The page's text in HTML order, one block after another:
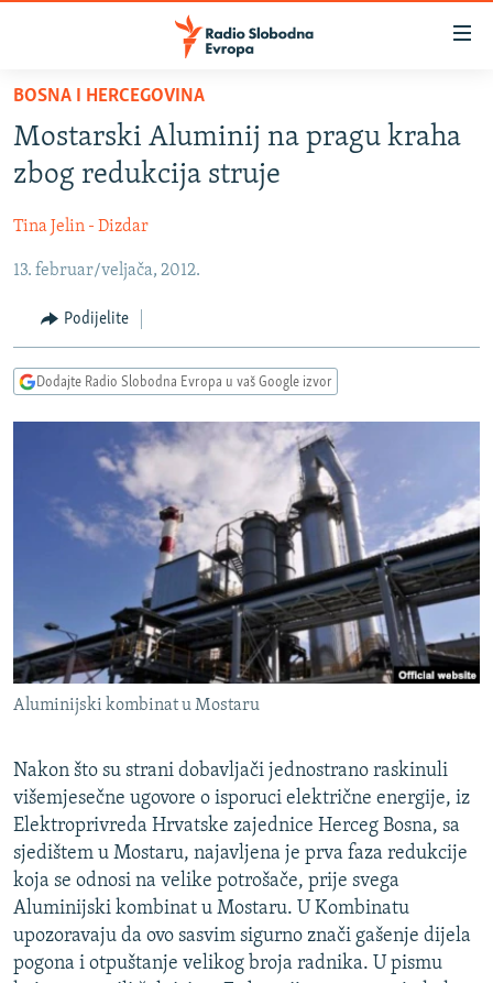
Pređite
glavni
sadržaj
na
navigaciju
Pređite
pretragu
BOSNA I HERCEGOVINA
SRBIJA
KOSOVO
CRNA GORA
VIZUELNO
FOTOGALERIJE
PODCASTI
RAT U UKRAJINI
KINA NA BALKANU
RSE PRIČE IZ SVIJETA
ISPRIČAJ MI
DNEVNO@RSE
VIŠE OD NASLOVA
GENOCID U SREBRENICI
POPLAVE I KLIZIŠTA U BIH 2024.
POST SCRIPTUM
MOJA EVROPA
TRI DECENIJE OD RATA U BIH
SVE KARTE DEJTONA
NASTANAK I RASPAD JUGOSLAVIJE
PRATITE NAS
Sve RFE/RL stranice
BOSNA I HERCEGOVINA
Mostarski Aluminij na pragu kraha
zbog redukcija struje
Tina Jelin - Dizdar
13. februar/veljača, 2012.
Podijelite
Dodajte Radio Slobodna Evropa u vaš Google izvor
Aluminijski kombinat u Mostaru
Nakon što su strani dobavljači jednostrano raskinuli
višemjesečne ugovore o isporuci električne energije, iz
Elektroprivreda Hrvatske zajednice Herceg Bosna, sa
sjedištem u Mostaru, najavljena je prva faza redukcije
koja se odnosi na velike potrošače, prije svega
Aluminijski kombinat u Mostaru. U Kombinatu
upozoravaju da ovo sasvim sigurno znači gašenje dijela
pogona i otpuštanje velikog broja radnika. U pismu